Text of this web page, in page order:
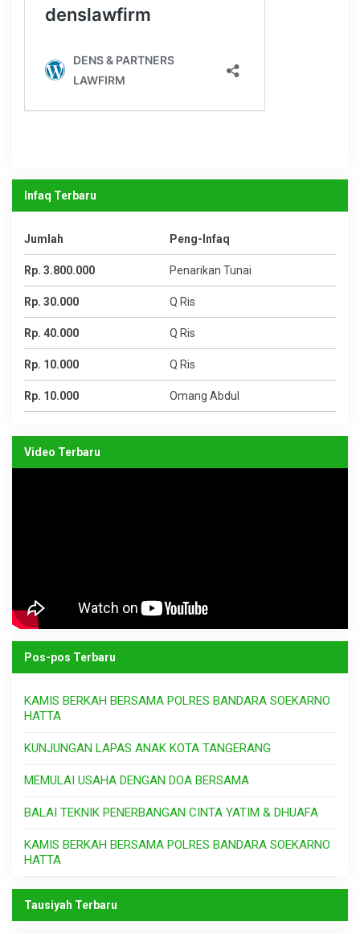
Infaq Terbaru
Jumlah Peng-Infaq
Rp. 3.800.000 Penarikan Tunai
Rp. 30.000 Q Ris
Rp. 40.000 Q Ris
Rp. 10.000 Q Ris
Rp. 10.000 Omang Abdul
Video Terbaru
Pos-pos Terbaru
KAMIS BERKAH BERSAMA POLRES BANDARA SOEKARNO
HATTA
KUNJUNGAN LAPAS ANAK KOTA TANGERANG
MEMULAI USAHA DENGAN DOA BERSAMA
BALAI TEKNIK PENERBANGAN CINTA YATIM & DHUAFA
KAMIS BERKAH BERSAMA POLRES BANDARA SOEKARNO
HATTA
Tausiyah Terbaru